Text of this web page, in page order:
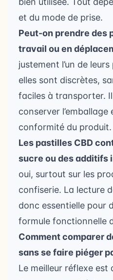
et du mode de prise.
Peut-on prendre des
travail ou en
justement l’un de
elles sont discrètes,
faciles à transporter.
conserver l’emballage
conformité du produit.
Les pastilles CBD
sucre ou des additifs
oui, surtout sur les
confiserie. La lecture
donc essentielle pour
formule fonctionnelle
Comment comparer
sans se faire piéger
Le meilleur réflexe est